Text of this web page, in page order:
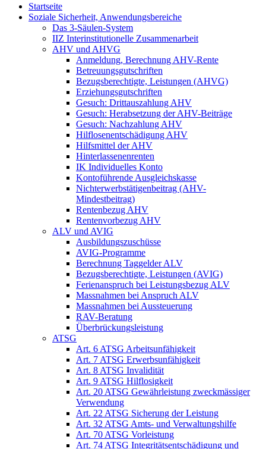
Startseite
Soziale Sicherheit, Anwendungsbereiche
Das 3-Säulen-System
IIZ Interinstitutionelle Zusammenarbeit
AHV und AHVG
Anmeldung, Berechnung AHV-Rente
Betreuungsgutschriften
Bezugsberechtigte, Leistungen (AHVG)
Erziehungsgutschriften
Gesuch: Drittauszahlung AHV
Gesuch: Herabsetzung der AHV-Beiträge
Gesuch: Nachzahlung AHV
Hilflosenentschädigung AHV
Hilfsmittel der AHV
Hinterlassenenrenten
IK Individuelles Konto
Kontoführende Ausgleichskasse
Nichterwerbstätigenbeitrag (AHV-
Mindestbeitrag)
Rentenbezug AHV
Rentenvorbezug AHV
ALV und AVIG
Ausbildungszuschüsse
AVIG-Programme
Berechnung Taggelder ALV
Bezugsberechtigte, Leistungen (AVIG)
Ferienanspruch bei Leistungsbezug ALV
Massnahmen bei Anspruch ALV
Massnahmen bei Aussteuerung
RAV-Beratung
Überbrückungsleistung
ATSG
Art. 6 ATSG Arbeitsunfähigkeit
Art. 7 ATSG Erwerbsunfähigkeit
Art. 8 ATSG Invalidität
Art. 9 ATSG Hilflosigkeit
Art. 20 ATSG Gewährleistung zweckmässiger
Verwendung
Art. 22 ATSG Sicherung der Leistung
Art. 32 ATSG Amts- und Verwaltungshilfe
Art. 70 ATSG Vorleistung
Art. 74 ATSG Integritätsentschädigung und